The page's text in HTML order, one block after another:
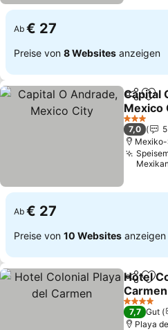
Ab € 27
Preise von 8 Websites anzeigen
TeilenZu
Capital
Mexico
3 Sterne
7,0
Ab € 27
Preise von 10 Websites anzeigen
TeilenZu
Hotel
Carmen
4 Sterne
7,7 Gut
Playa